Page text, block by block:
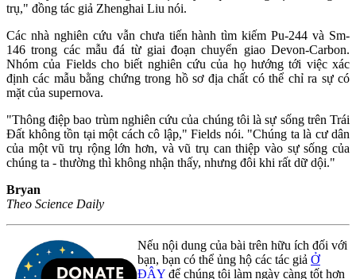
trụ," đồng tác giả Zhenghai Liu nói.
Các nhà nghiên cứu vẫn chưa tiến hành tìm kiếm Pu-244 và Sm-
146 trong các mẫu đá từ giai đoạn chuyển giao Devon-Carbon.
Nhóm của Fields cho biết nghiên cứu của họ hướng tới việc xác
định các mẫu bằng chứng trong hồ sơ địa chất có thể chỉ ra sự có
mặt của supernova.
"Thông điệp bao trùm nghiên cứu của chúng tôi là sự sống trên Trái
Đất không tồn tại một cách cô lập," Fields nói. "Chúng ta là cư dân
của một vũ trụ rộng lớn hơn, và vũ trụ can thiệp vào sự sống của
chúng ta - thường thì không nhận thấy, nhưng đôi khi rất dữ dội."
Bryan
Theo Science Daily
Nếu nội dung của bài trên hữu ích đối với
bạn, bạn có thể ủng hộ các tác giả Ở
ĐÂY để chúng tôi làm ngày càng tốt hơn